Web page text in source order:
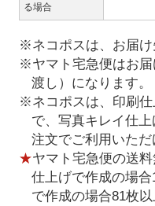
る場合
※ネコポスは、お届け
※ヤマト宅急便はお
渡し）になります。
※ネコポスは、印刷仕
で、写真キレイ仕
注文でご利用いただ
★ヤマト宅急便の送
仕上げで作成の場
で作成の場合81枚